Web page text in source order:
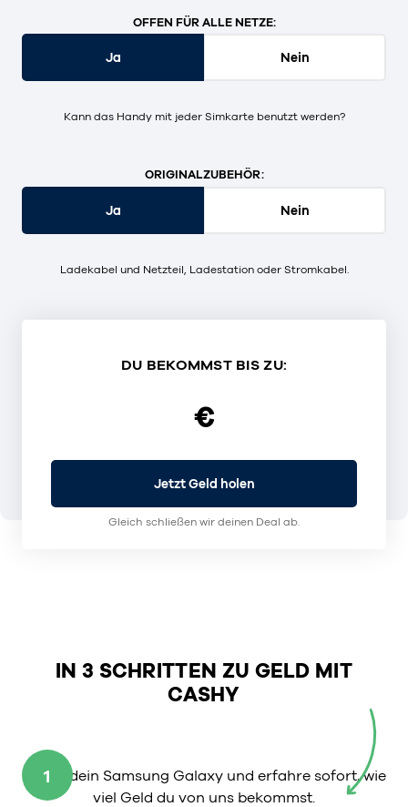
OFFEN FÜR ALLE NETZE:
Ja Nein
Kann das Handy mit jeder Simkarte benutzt werden?
ORIGINALZUBEHÖR:
Ja Nein
Ladekabel und Netzteil, Ladestation oder Stromkabel.
DU BEKOMMST BIS ZU:
€
Jetzt Geld holen
Gleich schließen wir deinen Deal ab.
IN 3 SCHRITTEN ZU GELD MIT
CASHY
1
Wähle dein Samsung Galaxy und erfahre sofort, wie
viel Geld du von uns bekommst.